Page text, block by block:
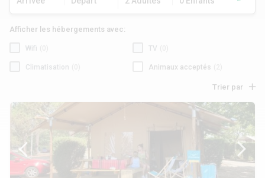
Afficher les hébergements avec:
Wifi TV
Climatisation Animaux acceptés
Trier par